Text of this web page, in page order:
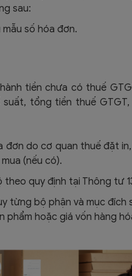
sau:
mẫu số hóa đơn.
tiền chưa có thuế
tổng tiền thuế
đơn do cơ quan thuế đặt
(nếu có).
quy định tại Thông tư
từng bộ phận và mục đích
phẩm hoặc giá vốn hàng